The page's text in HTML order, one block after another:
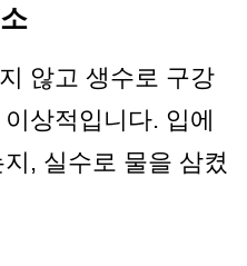
않고 생수로 구강
상적입니다. 입에
, 실수로 물을 삼켰